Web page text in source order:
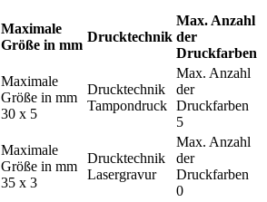
Maximale
Größe in mm
Drucktechnik
Max. Anzahl
der
Druckfarben
Maximale
Größe in mm
30 x 5
Drucktechnik
Tampondruck
Max. Anzahl
der
Druckfarben
5
Maximale
Größe in mm
35 x 3
Drucktechnik
Lasergravur
Max. Anzahl
der
Druckfarben
0